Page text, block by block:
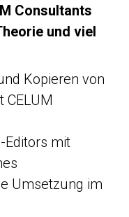
Consultants
und viel
Kopieren von
CELUM
Editors mit
Umsetzung im